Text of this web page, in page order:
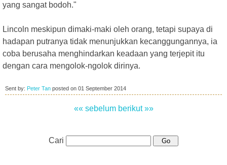
yang sangat bodoh."
Lincoln meskipun dimaki-maki oleh orang, tetapi supaya di
hadapan putranya tidak menunjukkan kecanggungannya, ia
coba berusaha menghindarkan keadaan yang terjepit itu
dengan cara mengolok-ngolok dirinya.
Sent by: Peter Tan posted on 01 September 2014
«« sebelum berikut »»
Cari